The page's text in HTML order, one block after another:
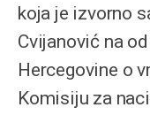
koja je izvorno
Cvijanović na
Hercegovine o
Komisiju za